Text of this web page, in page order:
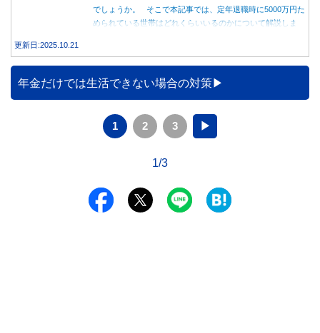
でしょうか。 そこで本記事では、定年退職時に5000万円た
められている世帯はどれくらいいるのかについて解説しま
更新日:2025.10.21
年金だけでは生活できない場合の対策
1 2 3 ▶
1/3